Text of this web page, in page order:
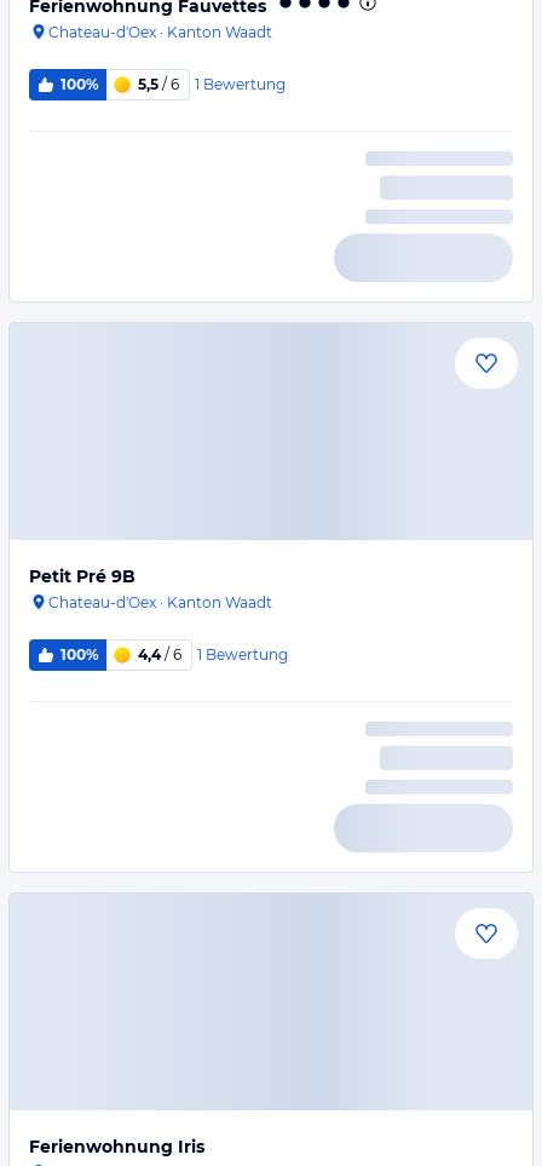
Ferienwohnung Fauvettes
Chateau-d'Oex · Kanton Waadt
100% 5,5 / 6 1 Bewertung
Petit Pré 9B
Chateau-d'Oex · Kanton Waadt
100% 4,4/ 6 1 Bewertung
Ferienwohnung Iris